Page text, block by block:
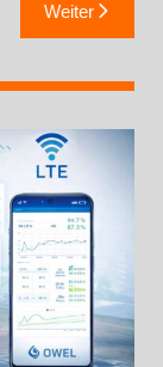
Weiter